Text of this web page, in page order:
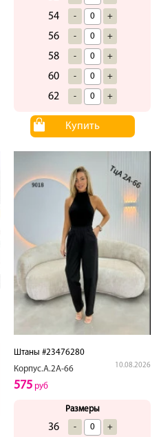
54 - +
56 - +
58 - +
60 - +
62 - +
Купить
Штаны #23476280
Корпус.А.2А-66
10.08.2026
575 руб
Размеры
36 - +